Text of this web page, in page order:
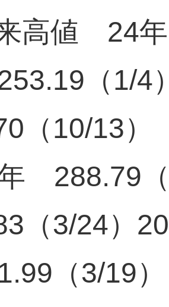
高値 24
（1/
（10/13）
年 288.79
（3/24）
（3/19